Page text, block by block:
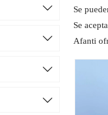




Se
Se
Afanti